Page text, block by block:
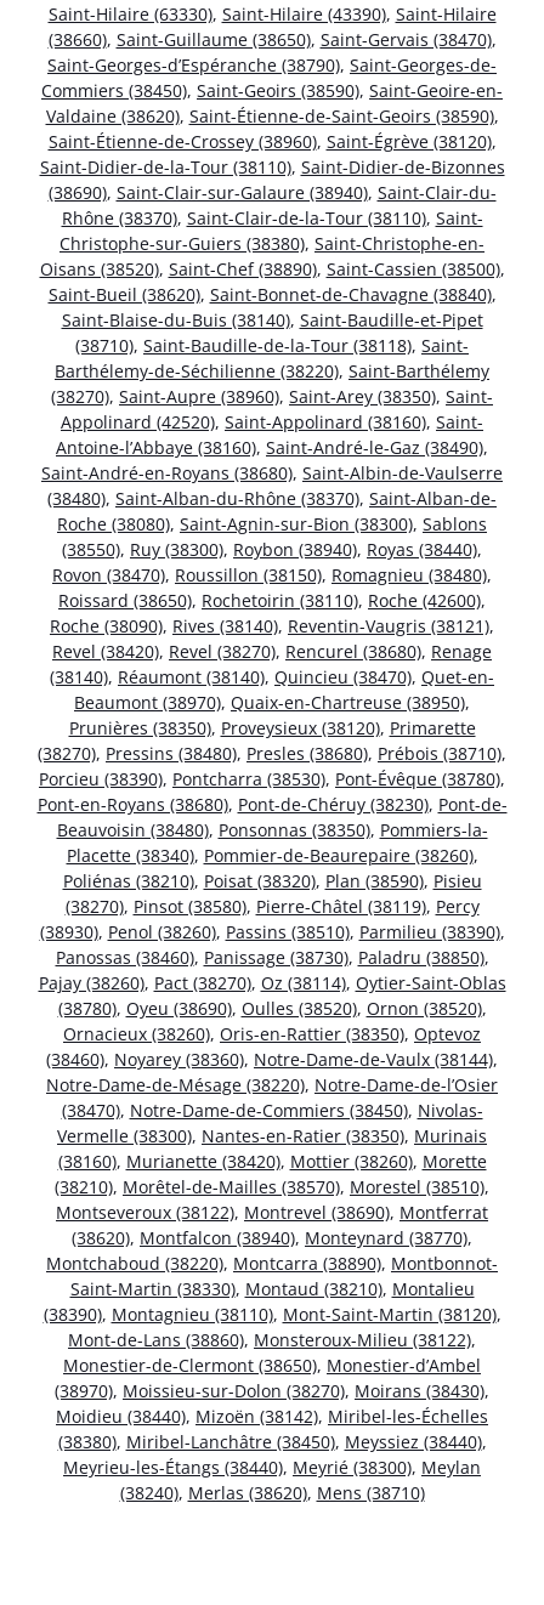
Saint-Hilaire (63330), Saint-Hilaire (43390), Saint-Hilaire
(38660), Saint-Guillaume (38650), Saint-Gervais (38470),
Saint-Georges-d’Espéranche (38790), Saint-Georges-de-
Commiers (38450), Saint-Geoirs (38590), Saint-Geoire-en-
Valdaine (38620), Saint-Étienne-de-Saint-Geoirs (38590),
Saint-Étienne-de-Crossey (38960), Saint-Égrève (38120),
Saint-Didier-de-la-Tour (38110), Saint-Didier-de-Bizonnes
(38690), Saint-Clair-sur-Galaure (38940), Saint-Clair-du-
Rhône (38370), Saint-Clair-de-la-Tour (38110), Saint-
Christophe-sur-Guiers (38380), Saint-Christophe-en-
Oisans (38520), Saint-Chef (38890), Saint-Cassien (38500),
Saint-Bueil (38620), Saint-Bonnet-de-Chavagne (38840),
Saint-Blaise-du-Buis (38140), Saint-Baudille-et-Pipet
(38710), Saint-Baudille-de-la-Tour (38118), Saint-
Barthélemy-de-Séchilienne (38220), Saint-Barthélemy
(38270), Saint-Aupre (38960), Saint-Arey (38350), Saint-
Appolinard (42520), Saint-Appolinard (38160), Saint-
Antoine-l’Abbaye (38160), Saint-André-le-Gaz (38490),
Saint-André-en-Royans (38680), Saint-Albin-de-Vaulserre
(38480), Saint-Alban-du-Rhône (38370), Saint-Alban-de-
Roche (38080), Saint-Agnin-sur-Bion (38300), Sablons
(38550), Ruy (38300), Roybon (38940), Royas (38440),
Rovon (38470), Roussillon (38150), Romagnieu (38480),
Roissard (38650), Rochetoirin (38110), Roche (42600),
Roche (38090), Rives (38140), Reventin-Vaugris (38121),
Revel (38420), Revel (38270), Rencurel (38680), Renage
(38140), Réaumont (38140), Quincieu (38470), Quet-en-
Beaumont (38970), Quaix-en-Chartreuse (38950),
Prunières (38350), Proveysieux (38120), Primarette
(38270), Pressins (38480), Presles (38680), Prébois (38710),
Porcieu (38390), Pontcharra (38530), Pont-Évêque (38780),
Pont-en-Royans (38680), Pont-de-Chéruy (38230), Pont-de-
Beauvoisin (38480), Ponsonnas (38350), Pommiers-la-
Placette (38340), Pommier-de-Beaurepaire (38260),
Poliénas (38210), Poisat (38320), Plan (38590), Pisieu
(38270), Pinsot (38580), Pierre-Châtel (38119), Percy
(38930), Penol (38260), Passins (38510), Parmilieu (38390),
Panossas (38460), Panissage (38730), Paladru (38850),
Pajay (38260), Pact (38270), Oz (38114), Oytier-Saint-Oblas
(38780), Oyeu (38690), Oulles (38520), Ornon (38520),
Ornacieux (38260), Oris-en-Rattier (38350), Optevoz
(38460), Noyarey (38360), Notre-Dame-de-Vaulx (38144),
Notre-Dame-de-Mésage (38220), Notre-Dame-de-l’Osier
(38470), Notre-Dame-de-Commiers (38450), Nivolas-
Vermelle (38300), Nantes-en-Ratier (38350), Murinais
(38160), Murianette (38420), Mottier (38260), Morette
(38210), Morêtel-de-Mailles (38570), Morestel (38510),
Montseveroux (38122), Montrevel (38690), Montferrat
(38620), Montfalcon (38940), Monteynard (38770),
Montchaboud (38220), Montcarra (38890), Montbonnot-
Saint-Martin (38330), Montaud (38210), Montalieu
(38390), Montagnieu (38110), Mont-Saint-Martin (38120),
Mont-de-Lans (38860), Monsteroux-Milieu (38122),
Monestier-de-Clermont (38650), Monestier-d’Ambel
(38970), Moissieu-sur-Dolon (38270), Moirans (38430),
Moidieu (38440), Mizoën (38142), Miribel-les-Échelles
(38380), Miribel-Lanchâtre (38450), Meyssiez (38440),
Meyrieu-les-Étangs (38440), Meyrié (38300), Meylan
(38240), Merlas (38620), Mens (38710)